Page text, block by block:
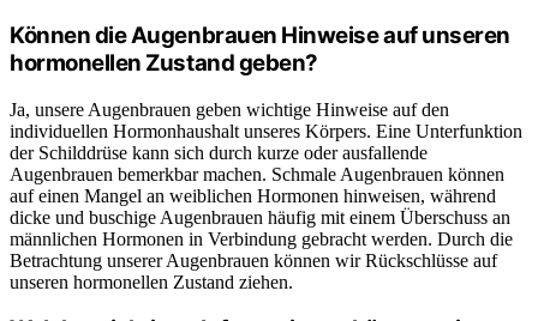
Können die Augenbrauen Hinweise auf unseren
hormonellen Zustand geben?
Ja, unsere Augenbrauen geben wichtige Hinweise auf den
individuellen Hormonhaushalt unseres Körpers. Eine Unterfunktion
der Schilddrüse kann sich durch kurze oder ausfallende
Augenbrauen bemerkbar machen. Schmale Augenbrauen können
auf einen Mangel an weiblichen Hormonen hinweisen, während
dicke und buschige Augenbrauen häufig mit einem Überschuss an
männlichen Hormonen in Verbindung gebracht werden. Durch die
Betrachtung unserer Augenbrauen können wir Rückschlüsse auf
unseren hormonellen Zustand ziehen.